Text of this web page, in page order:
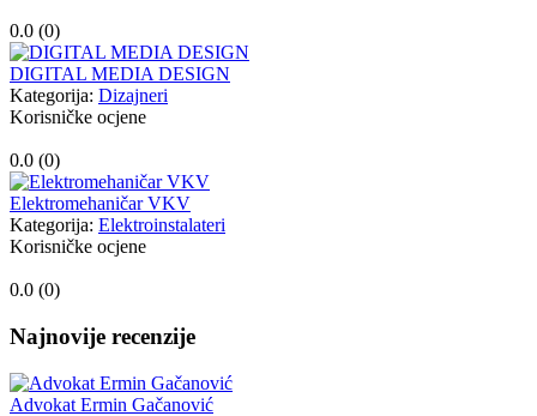
0.0 (0)
DIGITAL MEDIA DESIGN
Kategorija: Dizajneri
Korisničke ocjene
0.0 (0)
Elektromehaničar VKV
Kategorija: Elektroinstalateri
Korisničke ocjene
0.0 (0)
Najnovije recenzije
Advokat Ermin Gačanović